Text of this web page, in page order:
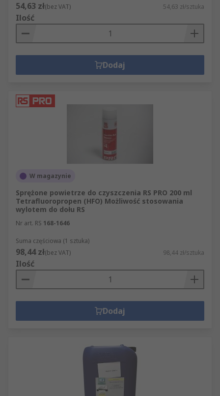
54,63 zł(bez VAT) 54,63 zł/sztuka
Ilość
Dodaj
W magazynie
Sprężone powietrze do czyszczenia RS PRO 200 ml
Tetrafluoropropen (HFO) Możliwość stosowania
wylotem do dołu RS
Nr art. RS 168-1646
Suma częściowa (1 sztuka)
98,44 zł(bez VAT) 98,44 zł/sztuka
Ilość
Dodaj